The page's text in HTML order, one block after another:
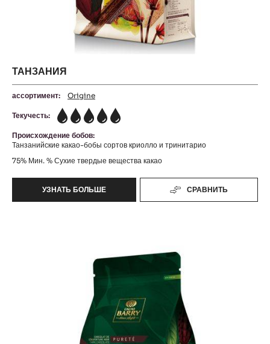
ТАНЗАНИЯ
ассортимент: Origine
Текучесть:
5
Происхождение бобов:
Танзанийские какао-бобы сортов криолло и тринитарио
75% Мин. % Сухие твердые вещества какао
УЗНАТЬ БОЛЬШЕ
-
СРАВНИТЬ